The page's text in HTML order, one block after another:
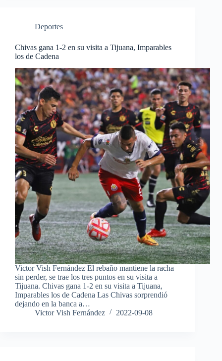
Deportes
Chivas gana 1-2 en su visita a Tijuana, Imparables
los de Cadena
Victor Vish Fernández El rebaño mantiene la racha
sin perder, se trae los tres puntos en su visita a
Tijuana. Chivas gana 1-2 en su visita a Tijuana,
Imparables los de Cadena Las Chivas sorprendió
dejando en la banca a…
Victor Vish Fernández
2022-09-08